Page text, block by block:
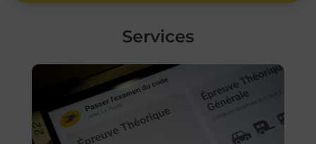
Services
En savoir plus